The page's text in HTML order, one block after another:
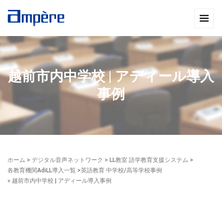
越前市内中学校 | アディール導入
事例
ホーム > デジタル音声ネットワーク > LL教室 語学教育支援システム >
各教育機関AdiLL導入一覧 >英語教育 中学校/高等学校事例
» 越前市内中学校 | アディール導入事例